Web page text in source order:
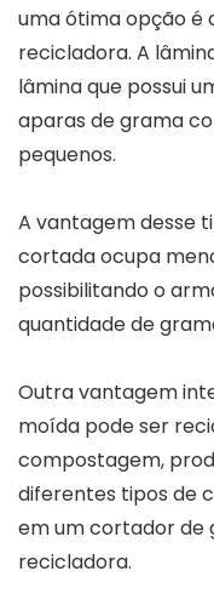
uma ótima opção é
recicladora. A
lâmina que possui
aparas de grama
pequenos.
A vantagem desse
cortada ocupa
possibilitando o
quantidade de
Outra vantagem
moída pode ser
compostagem,
diferentes tipos de
em um cortador de
recicladora.